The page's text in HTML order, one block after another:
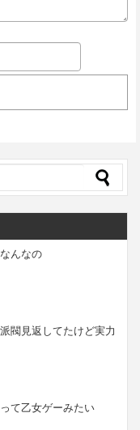
んなの
閥見返してたけど実力
て乙女ゲーみたい